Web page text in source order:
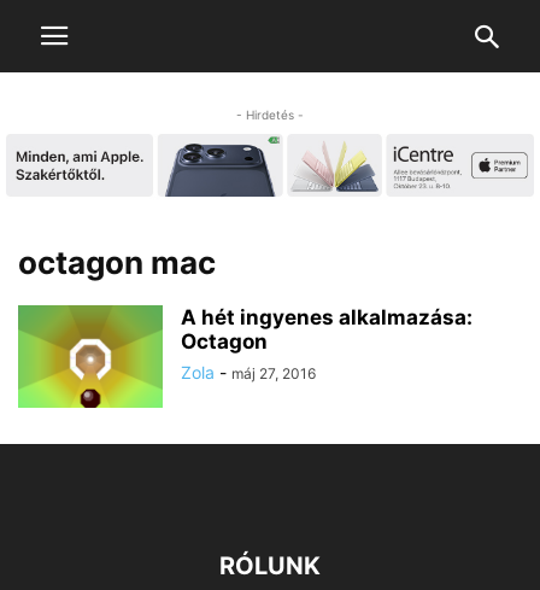
- Hirdetés -
octagon mac
A hét ingyenes alkalmazása:
Octagon
Zola - máj 27, 2016
RÓLUNK